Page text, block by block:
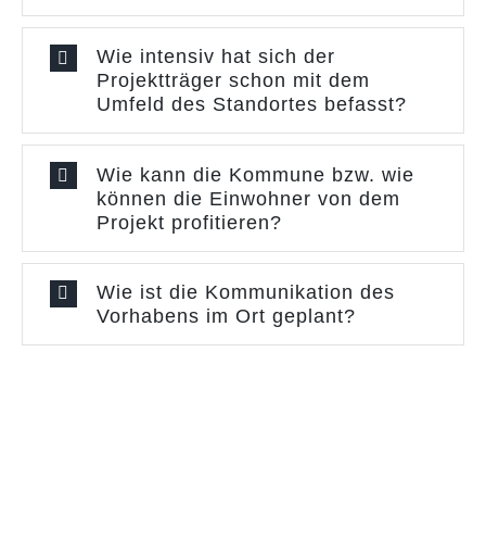
Wie intensiv hat sich der
Projektträger schon mit dem
Umfeld des Standortes befasst?
Wie kann die Kommune bzw. wie
können die Einwohner von dem
Projekt profitieren?
Wie ist die Kommunikation des
Vorhabens im Ort geplant?